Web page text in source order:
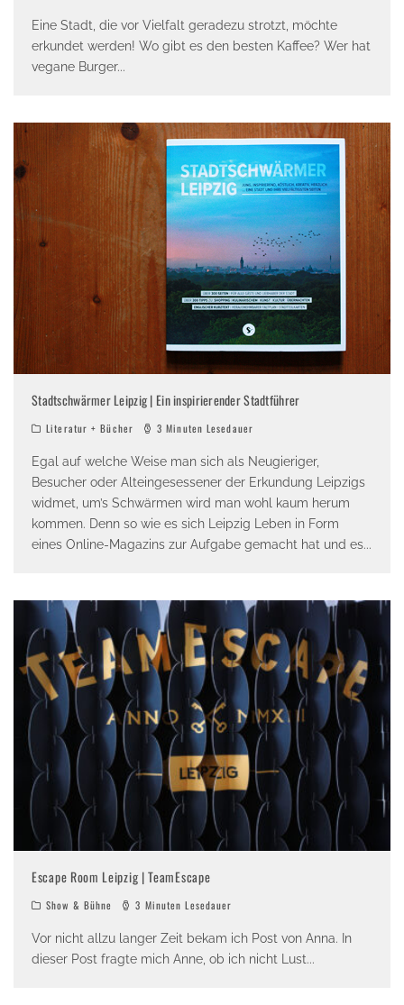
Eine Stadt, die vor Vielfalt geradezu strotzt, möchte
erkundet werden! Wo gibt es den besten Kaffee? Wer hat
vegane Burger...
Stadtschwärmer Leipzig | Ein inspirierender Stadtführer
Literatur + Bücher 3 Minuten Lesedauer
Egal auf welche Weise man sich als Neugieriger,
Besucher oder Alteingesessener der Erkundung Leipzigs
widmet, um’s Schwärmen wird man wohl kaum herum
kommen. Denn so wie es sich Leipzig Leben in Form
eines Online-Magazins zur Aufgabe gemacht hat und es...
Escape Room Leipzig | TeamEscape
Show & Bühne 3 Minuten Lesedauer
Vor nicht allzu langer Zeit bekam ich Post von Anna. In
dieser Post fragte mich Anne, ob ich nicht Lust...